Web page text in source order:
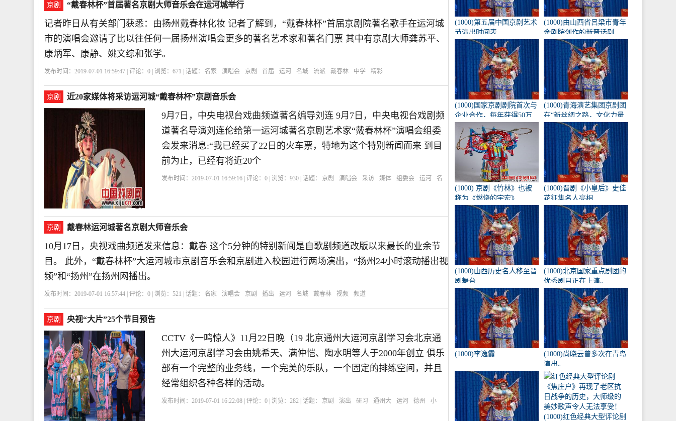
京剧 “戴春林杯”首届著名京剧大师音乐会在运河城举行
记者昨日从有关部门获悉：由扬州戴春林化妆 记者了解到，“戴春林杯”首届京剧院著名歌手在运河城
市的演唱会邀请了比以往任何一届扬州演唱会更多的著名艺术家和著名门票 其中有京剧大师龚苏平、
康炳军、康静、姚文综和张学。
发布时间：2019-07-01 16:59:47 | 评论： 0 | 浏览： 671 | 话题： 名家 演唱会 京剧 首届 运河 名城 流派 戴春林 中学 精彩
京剧 近20家媒体将采访运河城“戴春林杯”京剧音乐会
9月7日，中央电视台戏曲频道著名编导刘连 9月7日，中央电视台戏剧频
道著名导演刘连伦给第一运河城著名京剧艺术家“戴春林杯”演唱会组委
会发来消息:“我已经买了22日的火车票，特地为这个特别新闻而来 到目
前为止，已经有将近20个
发布时间：2019-07-01 16:59:16 | 评论：0 | 浏览：930 | 话题： 京剧 演唱会 采访 媒体 组委会 运河
名
京剧 戴春林运河城著名京剧大师音乐会
10月17日，央视戏曲频道发来信息：戴春 这个5分钟的特别新闻是自歌剧频道改版以来最长的业余节
目。 此外，“戴春林杯”大运河城市京剧音乐会和京剧进入校园进行两场演出，“扬州24小时滚动播出视
频”和“扬州”在扬州网播出。
发布时间：2019-07-01 16:57:44 | 评论： 0 | 浏览： 521 | 话题： 名家 演唱会 京剧 播出 运河 名城 戴春林 视频 频道
京剧 央视“大片”25个节目预告
CCTV《一鸣惊人》11月22日晚（19 北京通州大运河京剧学习会北京通
州大运河京剧学习会由姚希天、满仲恺、陶水明等人于2000年创立 俱乐
部有一个完整的业务线，一个完美的乐队，一个固定的排练空间，并且
经常组织各种各样的活动。
发布时间：2019-07-01 16:22:08 | 评论：0 | 浏览：282 | 话题： 京剧 演出 研习 通州大 运河 德州
小
(1000)第五届中国京剧艺术
节演出时间表
(1000)由山西省吕梁市青年
金剧院创作的新晋话剧
《兴化九翁》将于10月16
日在北京长安大剧院上
(1000)国家京剧剧院首次与
企业合作，每年获得50万
元的创作经费。
(1000)青海演艺集团京剧团
在“新丝绸之路，文化力量
——第二届黄河流域歌剧
红梅大赛”中获得1金3银
(1000) 京剧《竹林》也被
称为《燃烧的宇宏》
(1000)晋剧《小皇后》史佳
花征集名人亮相
(1000)山西历史名人移至晋
剧舞台
(1000)北京国家重点剧团的
优秀剧目正在上演。
(1000)李逸霞
(1000)尚晓云曾多次在青岛
演出。
(1000)红色经典大型评论剧